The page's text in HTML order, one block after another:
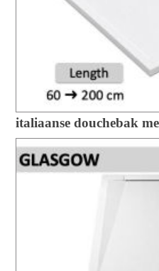
italiaanse douchebak